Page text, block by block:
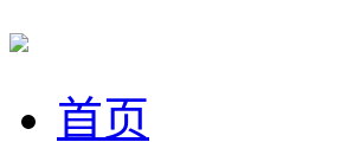
首页